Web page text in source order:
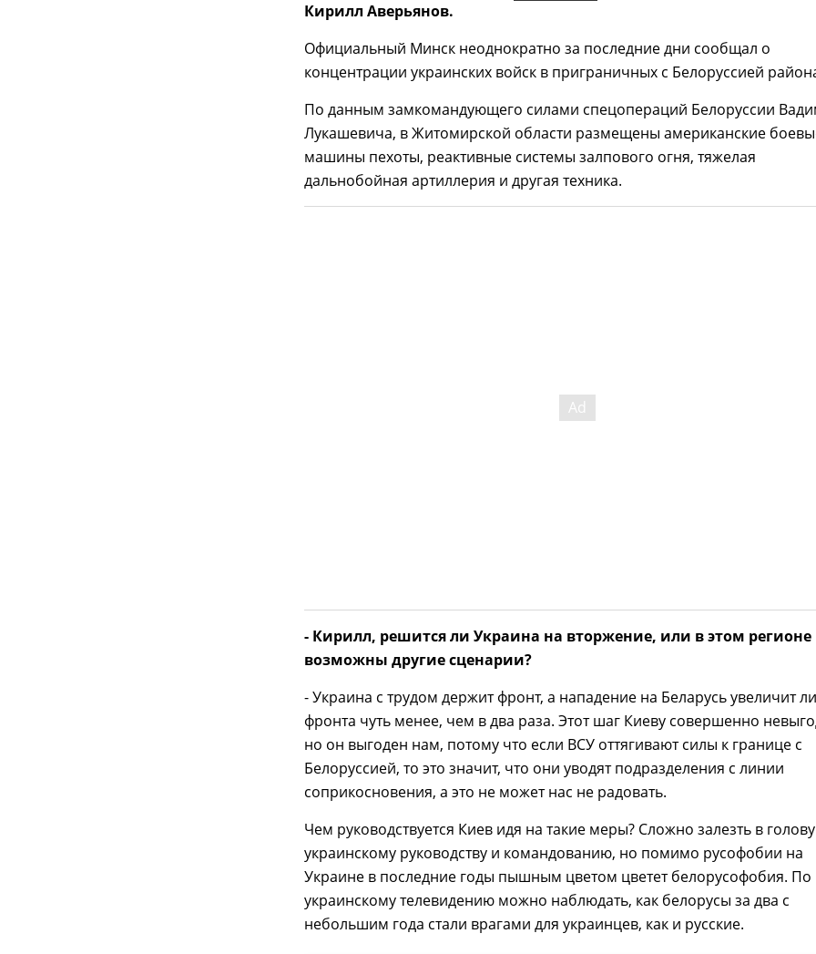
Кирилл Аверьянов.
Официальный Минск неоднократно за последние дни сообщал о
концентрации украинских войск в приграничных с Белоруссией
По данным замкомандующего силами спецопераций Белоруссии
Лукашевича, в Житомирской области размещены американские
машины пехоты, реактивные системы залпового огня, тяжелая
дальнобойная артиллерия и другая техника.
- Кирилл, решится ли Украина на вторжение, или в этом регионе
возможны другие сценарии?
- Украина с трудом держит фронт, а нападение на Беларусь увеличит
фронта чуть менее, чем в два раза. Этот шаг Киеву совершенно
но он выгоден нам, потому что если ВСУ оттягивают силы к границе с
Белоруссией, то это значит, что они уводят подразделения с линии
соприкосновения, а это не может нас не радовать.
Чем руководствуется Киев идя на такие меры? Сложно залезть в голову
украинскому руководству и командованию, но помимо русофобии на
Украине в последние годы пышным цветом цветет белорусофобия. По
украинскому телевидению можно наблюдать, как белорусы за два с
небольшим года стали врагами для украинцев, как и русские.